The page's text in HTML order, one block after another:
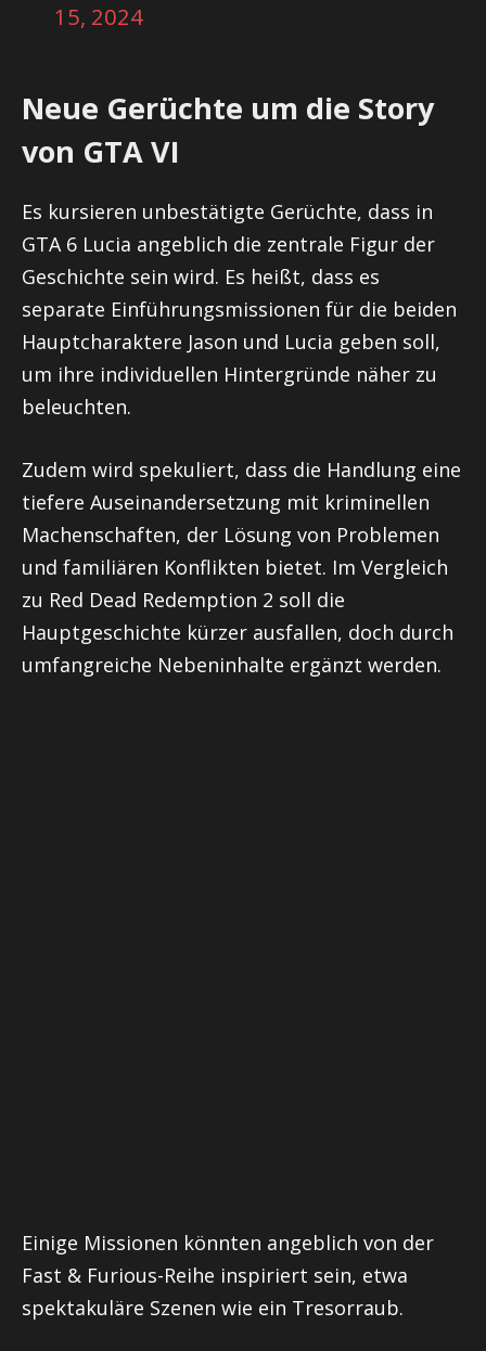
15, 2024
Neue Gerüchte um die Story
von GTA VI
Es kursieren unbestätigte Gerüchte, dass in
GTA 6 Lucia angeblich die zentrale Figur der
Geschichte sein wird. Es heißt, dass es
separate Einführungsmissionen für die beiden
Hauptcharaktere Jason und Lucia geben soll,
um ihre individuellen Hintergründe näher zu
beleuchten.
Zudem wird spekuliert, dass die Handlung eine
tiefere Auseinandersetzung mit kriminellen
Machenschaften, der Lösung von Problemen
und familiären Konflikten bietet. Im Vergleich
zu Red Dead Redemption 2 soll die
Hauptgeschichte kürzer ausfallen, doch durch
umfangreiche Nebeninhalte ergänzt werden.
Einige Missionen könnten angeblich von der
Fast & Furious-Reihe inspiriert sein, etwa
spektakuläre Szenen wie ein Tresorraub.